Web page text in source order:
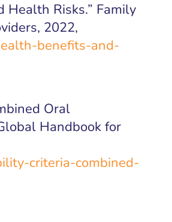
Health Risks.” Family
2022,
benefits-and-
Oral
Handbook for
criteria-combined-